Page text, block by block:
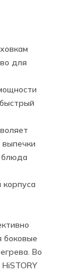
для
блюда
боковые
Во